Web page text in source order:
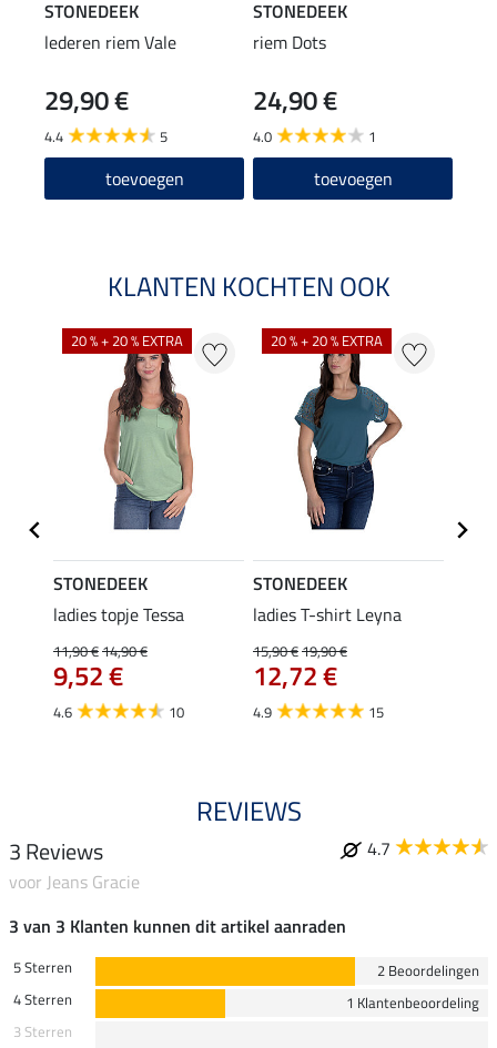
STONEDEEK
lederen riem Vale
29,90 €
4.4 5
toevoegen
STONEDEEK
riem Dots
24,90 €
4.0 1
toevoegen
KLANTEN KOCHTEN OOK
20 % + 20 % EXTRA
STONEDEEK
ladies topje Tessa
11,90 €14,90 €
9,52 €
4.6 10
20 % + 20 % EXTRA
STONEDEEK
ladies T-shirt Leyna
15,90 €19,90 €
12,72 €
4.9 15
REVIEWS
3 Reviews
4.7
voor Jeans Gracie
3 van 3 Klanten kunnen dit artikel aanraden
5 Sterren
2 Beoordelingen
4 Sterren
1 Klantenbeoordeling
3 Sterren